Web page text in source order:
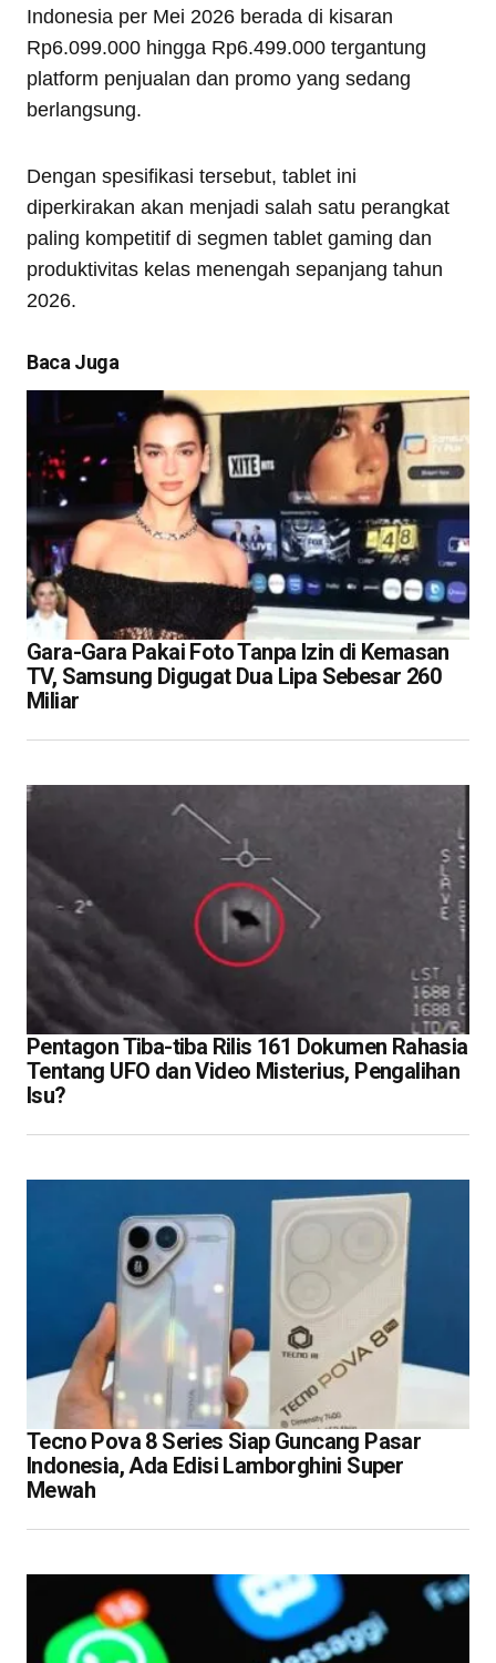
Indonesia per Mei 2026 berada di kisaran
Rp6.099.000 hingga Rp6.499.000 tergantung
platform penjualan dan promo yang sedang
berlangsung.
Dengan spesifikasi tersebut, tablet ini
diperkirakan akan menjadi salah satu perangkat
paling kompetitif di segmen tablet gaming dan
produktivitas kelas menengah sepanjang tahun
2026.
Baca Juga
Gara-Gara Pakai Foto Tanpa Izin di Kemasan
TV, Samsung Digugat Dua Lipa Sebesar 260
Miliar
Pentagon Tiba-tiba Rilis 161 Dokumen Rahasia
Tentang UFO dan Video Misterius, Pengalihan
Isu?
Tecno Pova 8 Series Siap Guncang Pasar
Indonesia, Ada Edisi Lamborghini Super
Mewah